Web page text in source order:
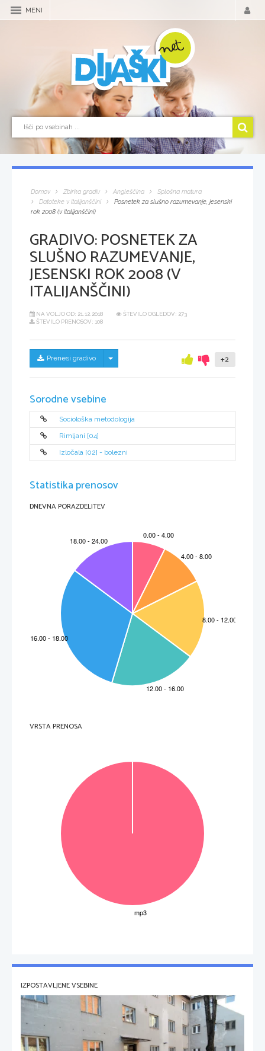
MENI
Domov Zbirka gradiv Angleščina
Splošna matura
Datoteke v italijanščini
Posnetek za slušno razumevanje, jesenski
rok 2008 (v italijanščini)
GRADIVO:POSNETEK ZA
SLUŠNO RAZUMEVANJE,
JESENSKI ROK 2008 (V
ITALIJANŠČINI)
NA VOLJO OD: 21.12.2018
ŠTEVILO OGLEDOV: 273
ŠTEVILO PRENOSOV: 108
Prenesi gradivo Skrij/prikaži meni +2
Sorodne vsebine
Sociološka metodologija
Rimljani [04]
Izločala [02] - bolezni
Statistika prenosov
DNEVNA PORAZDELITEV
VRSTA PRENOSA
IZPOSTAVLJENE VSEBINE